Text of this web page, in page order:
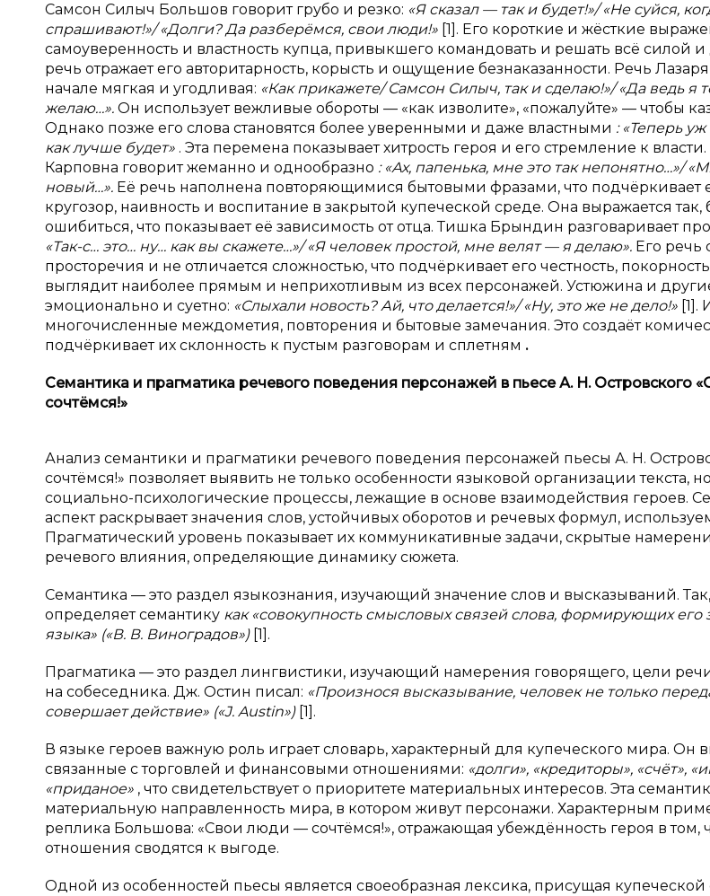
Самсон Силыч Большов говорит грубо и резко: «Я сказал — так и будет!»/ «Не суйся,
спрашивают!»/ «Долги? Да разберёмся, свои люди!» [1]. Его короткие и жёсткие
самоуверенность и властность купца, привыкшего командовать и решать всё силой и
речь отражает его авторитарность, корысть и ощущение безнаказанности. Речь
начале мягкая и угодливая: «Как прикажете/ Самсон Силыч, так и сделаю!»/ «Да ведь я
желаю…». Он использует вежливые обороты — «как изволите», «пожалуйте» — чтобы
Однако позже его слова становятся более уверенными и даже властными : «Теперь
как лучше будет» . Эта перемена показывает хитрость героя и его стремление к
Карповна говорит жеманно и однообразно : «Ах, папенька, мне это так непонятно…»/
новый…». Её речь наполнена повторяющимися бытовыми фразами, что подчёркивает
кругозор, наивность и воспитание в закрытой купеческой среде. Она выражается так,
ошибиться, что показывает её зависимость от отца. Тишка Брындин разговаривает
«Так-с… это… ну… как вы скажете…»/ «Я человек простой, мне велят — я делаю». Его речь
просторечия и не отличается сложностью, что подчёркивает его честность,
выглядит наиболее прямым и неприхотливым из всех персонажей. Устюжина и
эмоционально и суетно: «Слыхали новость? Ай, что делается!»/ «Ну, это же не дело!» [1].
многочисленные междометия, повторения и бытовые замечания. Это создаёт
подчёркивает их склонность к пустым разговорам и сплетням .
Семантика и прагматика речевого поведения персонажей в пьесеА. Н. Островского
сочтёмся!»
Анализ семантики и прагматики речевого поведения персонажей пьесы А. Н.
сочтёмся!» позволяет выявить не только особенности языковой организации текста,
социально-психологические процессы, лежащие в основе взаимодействия героев.
аспект раскрывает значения слов, устойчивых оборотов и речевых формул,
Прагматический уровень показывает их коммуникативные задачи, скрытые
речевого влияния, определяющие динамику сюжета.
Семантика — это раздел языкознания, изучающий значение слов и высказываний.
определяет семантику как «совокупность смысловых связей слова, формирующих его
языка» («В. В. Виноградов») [1].
Прагматика — это раздел лингвистики, изучающий намерения говорящего, цели
на собеседника. Дж. Остин писал: «Произнося высказывание, человек не только
совершает действие» («J. Austin») [1].
В языке героев важную роль играет словарь, характерный для купеческого мира. Он
связанные с торговлей и финансовыми отношениями: «долги», «кредиторы», «счёт»,
«приданое» , что свидетельствует о приоритете материальных интересов. Эта
материальную направленность мира, в котором живут персонажи. Характерным
реплика Большова: «Свои люди — сочтёмся!», отражающая убеждённость героя в том,
отношения сводятся к выгоде.
Одной из особенностей пьесы является своеобразная лексика, присущая